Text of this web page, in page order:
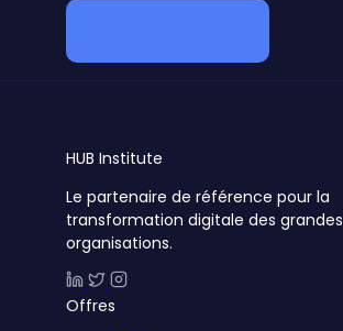
HUB Institute
Le partenaire de référence pour la
transformation digitale des grandes
organisations.
Offres